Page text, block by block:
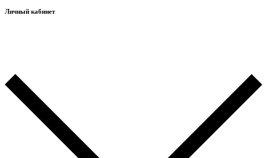
Личный кабинет